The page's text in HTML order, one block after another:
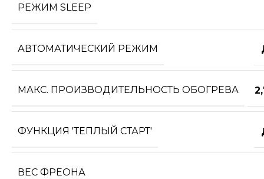
РЕЖИМ SLEEP
АВТОМАТИЧЕСКИЙ РЕЖИМ
МАКС. ПРОИЗВОДИТЕЛЬНОСТЬ ОБОГРЕВА
ФУНКЦИЯ 'ТЕПЛЫЙ СТАРТ'
ВЕС ФРЕОНА